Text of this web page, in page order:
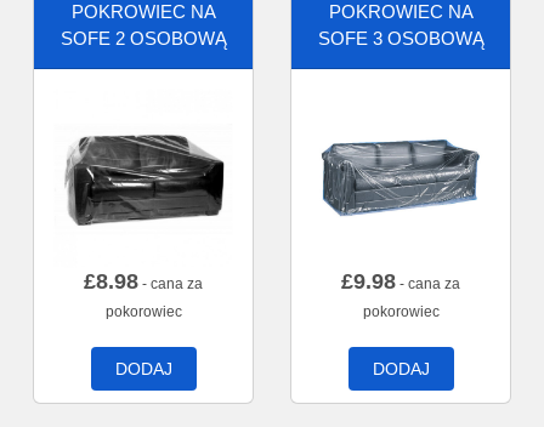
POKROWIEC NA
SOFE 2 OSOBOWĄ
£8.98 - cana za
pokorowiec
DODAJ
POKROWIEC NA
SOFE 3 OSOBOWĄ
£9.98 - cana za
pokorowiec
DODAJ